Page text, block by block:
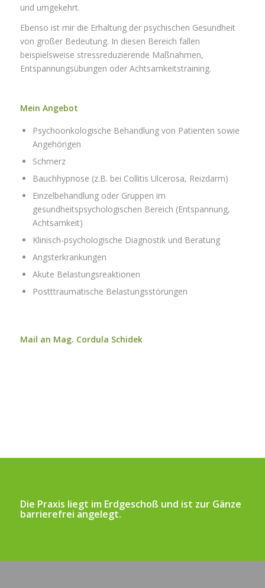
und umgekehrt.
Ebenso ist mir die Erhaltung der psychischen Gesundheit
von großer Bedeutung. In diesen Bereich fallen
beispielsweise stressreduzierende Maßnahmen,
Entspannungsübungen oder Achtsamkeitstraining.
Mein Angebot
Psychoonkologische Behandlung von Patienten sowie
Angehörigen
Schmerz
Bauchhypnose (z.B. bei Collitis Ulcerosa, Reizdarm)
Einzelbehandlung oder Gruppen im
gesundheitspsychologischen Bereich (Entspannung,
Achtsamkeit)
Klinisch-psychologische Diagnostik und Beratung
Angsterkrankungen
Akute Belastungsreaktionen
Postttraumatische Belastungsstörungen
Mail an Mag. Cordula Schidek
Die Praxis liegt im Erdgeschoß und ist zur Gänze
barrierefrei angelegt.